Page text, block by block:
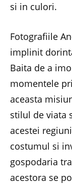
si in culori.
Fotografiile
implinit
Baita de a
momentele
aceasta
stilul de viata
acestei
costumul si
gospodaria
acestora se